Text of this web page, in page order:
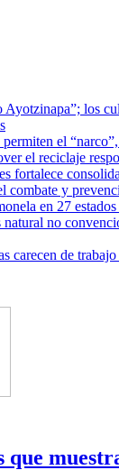
Ayotzinapa”; los
el
el reciclaje
fortalece
combate y
en 27
no
carecen de